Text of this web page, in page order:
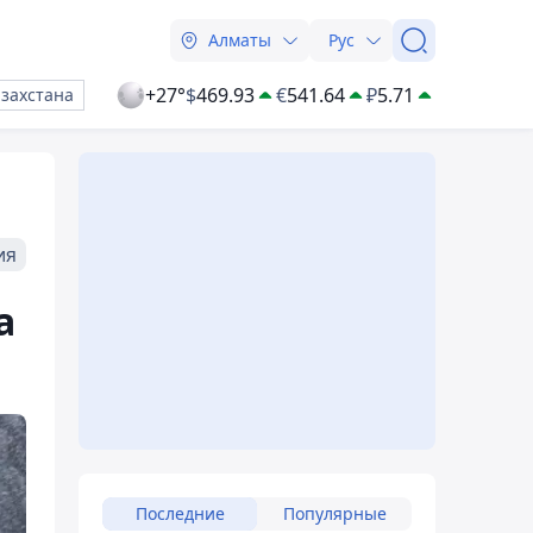
Алматы Рус
+27°$469.93 €541.64 ₽5.71
Последние Популярные